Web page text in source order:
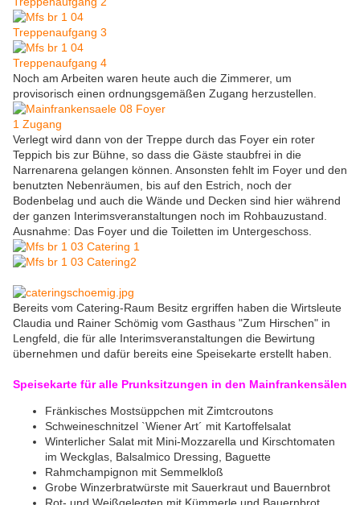
Noch am Arbeiten waren heute auch die Zimmerer, um
provisorisch einen ordnungsgemäßen Zugang herzustellen.
Verlegt wird dann von der Treppe durch das Foyer ein roter
Teppich bis zur Bühne, so dass die Gäste staubfrei in die
Narrenarena gelangen können. Ansonsten fehlt im Foyer und den
benutzten Nebenräumen, bis auf den Estrich, noch der
Bodenbelag und auch die Wände und Decken sind hier während
der ganzen Interimsveranstaltungen noch im Rohbauzustand.
Ausnahme: Das Foyer und die Toiletten im Untergeschoss.
Bereits vom Catering-Raum Besitz ergriffen haben die Wirtsleute
Claudia und Rainer Schömig vom Gasthaus "Zum Hirschen" in
Lengfeld, die für alle Interimsveranstaltungen die Bewirtung
übernehmen und dafür bereits eine Speisekarte erstellt haben.
Speisekarte für alle Prunksitzungen in den Mainfrankensälen
Fränkisches Mostsüppchen mit Zimtcroutons
Schweineschnitzel `Wiener Art´ mit Kartoffelsalat
Winterlicher Salat mit Mini-Mozzarella und Kirschtomaten
im Weckglas, Balsalmico Dressing, Baguette
Rahmchampignon mit Semmelkloß
Grobe Winzerbratwürste mit Sauerkraut und Bauernbrot